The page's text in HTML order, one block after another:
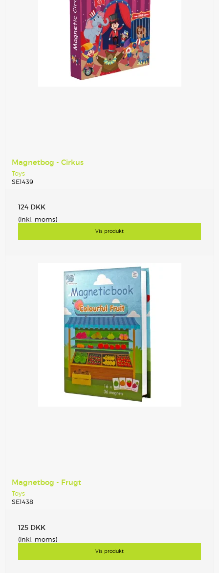
Magnetbog - Cirkus
Toys
SE1439
124 DKK
(inkl. moms)
Vis produkt
Magnetbog - Frugt
Toys
SE1438
125 DKK
(inkl. moms)
Vis produkt